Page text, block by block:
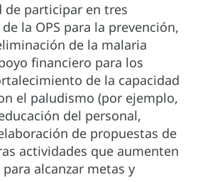
de participar en tres
la OPS para la prevención,
de la malaria
financiero para los
de la capacidad
el paludismo (por ejemplo,
del personal,
de propuestas de
actividades que aumenten
alcanzar metas y